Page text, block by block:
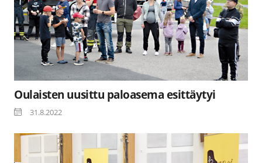
Oulaisten uusittu paloasema esittäytyi
31.8.2022